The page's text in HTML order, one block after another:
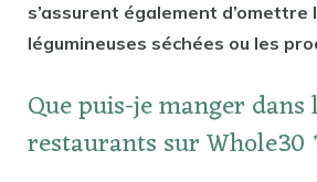
s’assurent également d’omettre
légumineuses séchées ou les
Que puis-je manger dans
restaurants sur Whole30